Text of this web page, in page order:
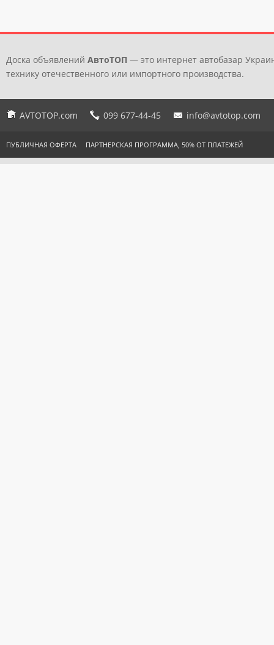
Доска объявлений АвтоТОП — это интернет автобазар
технику отечественного или импортного производства.
AVTOTOP.com 099 677-44-45 info@avtotop.com
ПУБЛИЧНАЯ ОФЕРТА ПАРТНЕРСКАЯ ПРОГРАММА, 50% ОТ ПЛАТЕЖЕЙ